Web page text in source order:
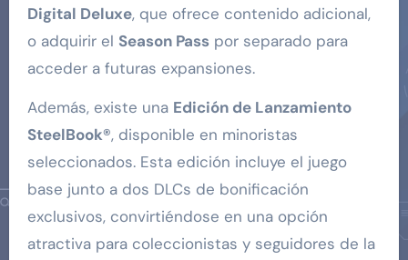
Digital Deluxe, que ofrece contenido adicional,
o adquirir el Season Passpor separado para
acceder a futuras expansiones.
Además, existe una Edición de Lanzamiento
SteelBook®, disponible en minoristas
seleccionados. Esta edición incluye el juego
base junto a dos DLCs de bonificación
exclusivos, convirtiéndose en una opción
atractiva para coleccionistas y seguidores de la